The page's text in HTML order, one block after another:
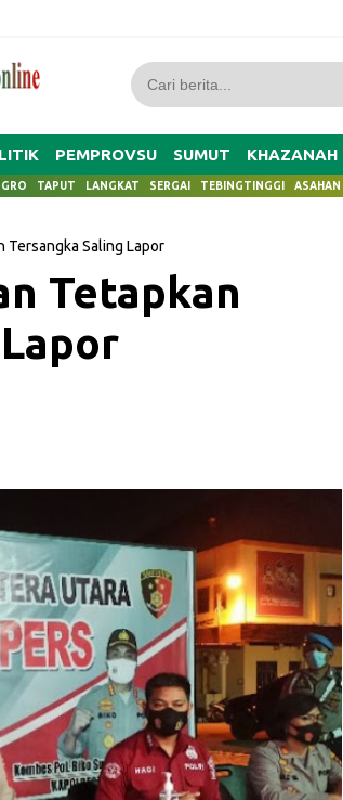
PEMPROVSU SUMUT KHAZANAH
TAPUT LANGKAT SERGAI TEBINGTINGGI ASAHAN
Tersangka Saling Lapor
Tetapkan